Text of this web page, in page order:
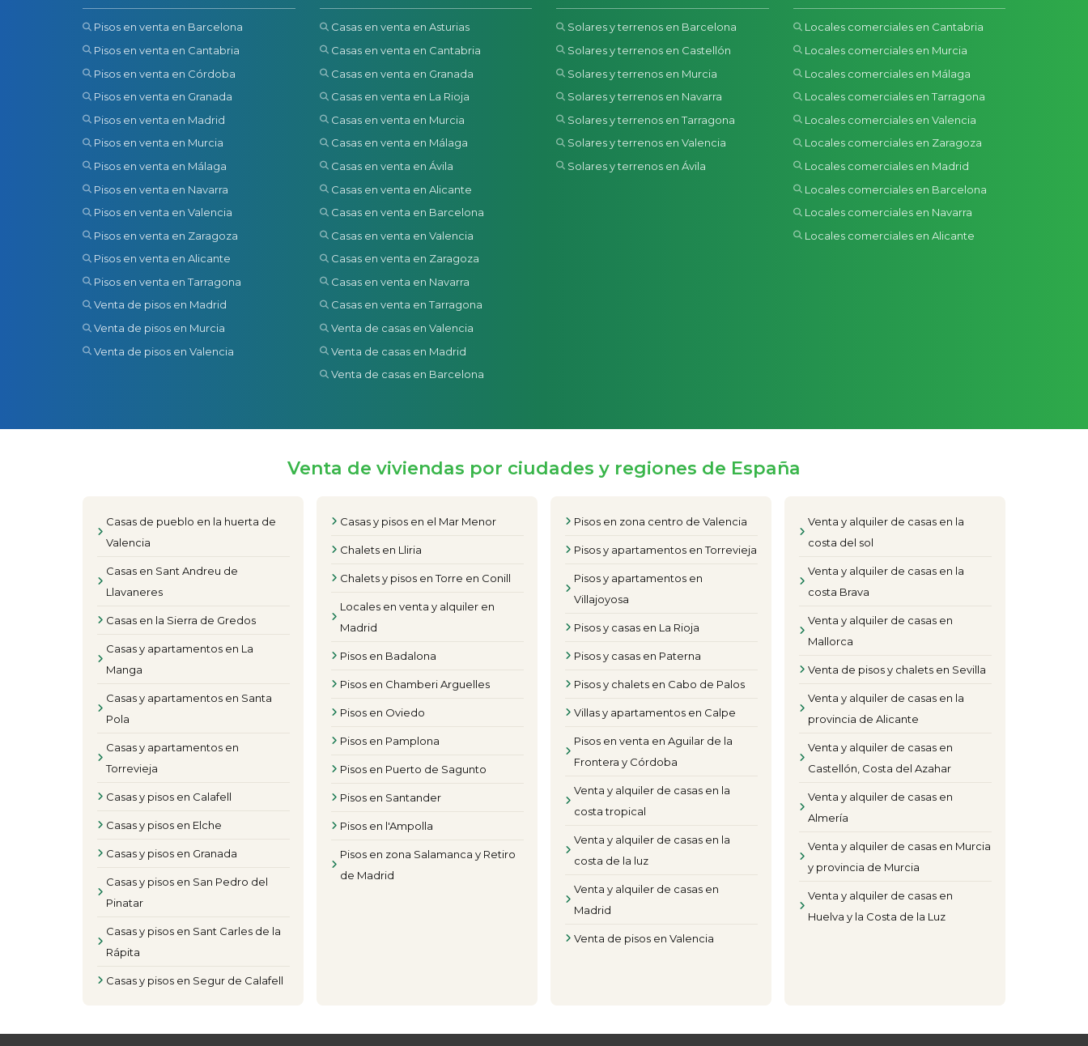
Pisos en venta en Barcelona
Pisos en venta en Cantabria
Pisos en venta en Córdoba
Pisos en venta en Granada
Pisos en venta en Madrid
Pisos en venta en Murcia
Pisos en venta en Málaga
Pisos en venta en Navarra
Pisos en venta en Valencia
Pisos en venta en Zaragoza
Pisos en venta en Alicante
Pisos en venta en Tarragona
Venta de pisos en Madrid
Venta de pisos en Murcia
Venta de pisos en Valencia
Casas en venta en Asturias
Casas en venta en Cantabria
Casas en venta en Granada
Casas en venta en La Rioja
Casas en venta en Murcia
Casas en venta en Málaga
Casas en venta en Ávila
Casas en venta en Alicante
Casas en venta en Barcelona
Casas en venta en Valencia
Casas en venta en Zaragoza
Casas en venta en Navarra
Casas en venta en Tarragona
Venta de casas en Valencia
Venta de casas en Madrid
Venta de casas en Barcelona
Solares y terrenos en Barcelona
Solares y terrenos en Castellón
Solares y terrenos en Murcia
Solares y terrenos en Navarra
Solares y terrenos en Tarragona
Solares y terrenos en Valencia
Solares y terrenos en Ávila
Locales comerciales en Cantabria
Locales comerciales en Murcia
Locales comerciales en Málaga
Locales comerciales en Tarragona
Locales comerciales en Valencia
Locales comerciales en Zaragoza
Locales comerciales en Madrid
Locales comerciales en Barcelona
Locales comerciales en Navarra
Locales comerciales en Alicante
Venta de viviendas por ciudades y regiones de España
Casas de pueblo en la huerta de
Valencia
Casas en Sant Andreu de
Llavaneres
Casas en la Sierra de Gredos
Casas y apartamentos en La
Manga
Casas y apartamentos en Santa
Pola
Casas y apartamentos en
Torrevieja
Casas y pisos en Calafell
Casas y pisos en Elche
Casas y pisos en Granada
Casas y pisos en San Pedro del
Pinatar
Casas y pisos en Sant Carles de la
Rápita
Casas y pisos en Segur de Calafell
Casas y pisos en el Mar Menor
Chalets en Lliria
Chalets y pisos en Torre en Conill
Locales en venta y alquiler en
Madrid
Pisos en Badalona
Pisos en Chamberi Arguelles
Pisos en Oviedo
Pisos en Pamplona
Pisos en Puerto de Sagunto
Pisos en Santander
Pisos en l'Ampolla
Pisos en zona Salamanca y Retiro
de Madrid
Pisos en zona centro de Valencia
Pisos y apartamentos en Torrevieja
Pisos y apartamentos en
Villajoyosa
Pisos y casas en La Rioja
Pisos y casas en Paterna
Pisos y chalets en Cabo de Palos
Villas y apartamentos en Calpe
Pisos en venta en Aguilar de la
Frontera y Córdoba
Venta y alquiler de casas en la
costa tropical
Venta y alquiler de casas en la
costa de la luz
Venta y alquiler de casas en
Madrid
Venta de pisos en Valencia
Venta y alquiler de casas en la
costa del sol
Venta y alquiler de casas en la
costa Brava
Venta y alquiler de casas en
Mallorca
Venta de pisos y chalets en Sevilla
Venta y alquiler de casas en la
provincia de Alicante
Venta y alquiler de casas en
Castellón, Costa del Azahar
Venta y alquiler de casas en
Almería
Venta y alquiler de casas en Murcia
y provincia de Murcia
Venta y alquiler de casas en
Huelva y la Costa de la Luz